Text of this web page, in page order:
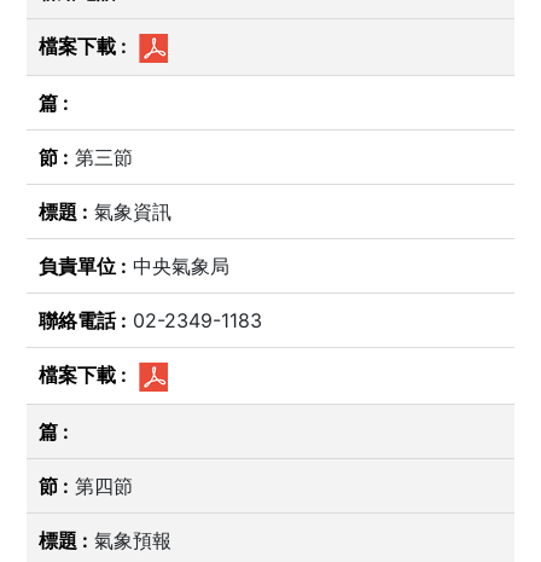
第三節
氣象資訊
中央氣象局
02-2349-1183
第四節
氣象預報